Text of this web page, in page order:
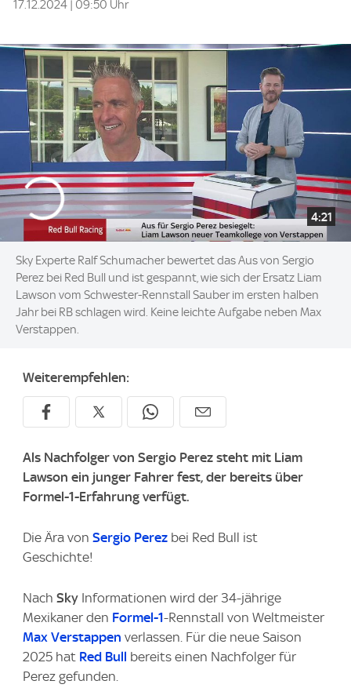
17.12.2024 | 09:50 Uhr
4:21
Sky Experte Ralf Schumacher bewertet das Aus von Sergio
Perez bei Red Bull und ist gespannt, wie sich der Ersatz Liam
Lawson vom Schwester-Rennstall Sauber im ersten halben
Jahr bei RB schlagen wird. Keine leichte Aufgabe neben Max
Verstappen.
Weiterempfehlen:
Als Nachfolger von Sergio Perez steht mit Liam
Lawson ein junger Fahrer fest, der bereits über
Formel-1-Erfahrung verfügt.
Die Ära von Sergio Perez bei Red Bull ist
Geschichte!
Nach Sky Informationen wird der 34-jährige
Mexikaner den Formel-1-Rennstall von Weltmeister
Max Verstappen verlassen. Für die neue Saison
2025 hat Red Bull bereits einen Nachfolger für
Perez gefunden.